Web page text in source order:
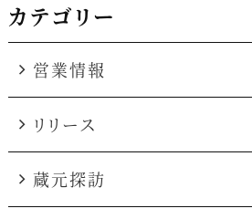
カテゴリー
営業情報
リリース
蔵元探訪